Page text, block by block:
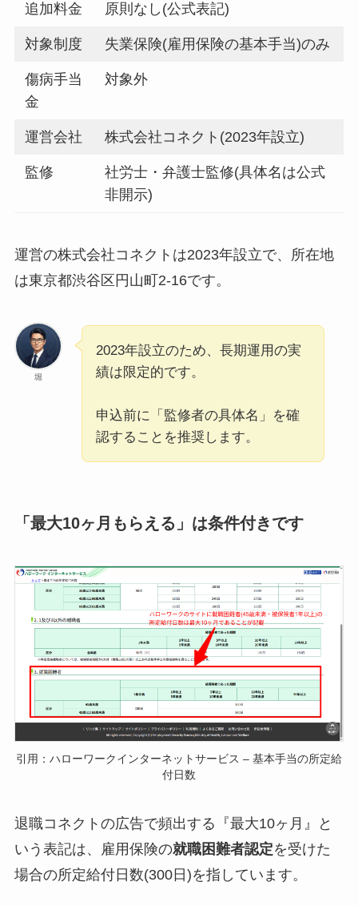
追加料金 原則なし(公式表記)
対象制度 失業保険(雇用保険の基本手当)のみ
傷病手当
金
対象外
運営会社 株式会社コネクト(2023年設立)
監修
社労士・弁護士監修(具体名は公式
非開示)
運営の株式会社コネクトは2023年設立で、所在地
は東京都渋谷区円山町2-16です。
堀
2023年設立のため、長期運用の実
績は限定的です。
申込前に「監修者の具体名」を確
認することを推奨します。
「最大10ヶ月もらえる」は条件付きです
引用：ハローワークインターネットサービス – 基本手当の所定給
付日数
退職コネクトの広告で頻出する『最大10ヶ月』と
いう表記は、雇用保険の就職困難者認定を受けた
場合の所定給付日数(300日)を指しています。